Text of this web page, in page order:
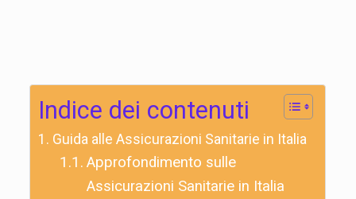
Indice dei contenuti
Guida alle Assicurazioni Sanitarie in Italia
Approfondimento sulle
Assicurazioni Sanitarie in Italia